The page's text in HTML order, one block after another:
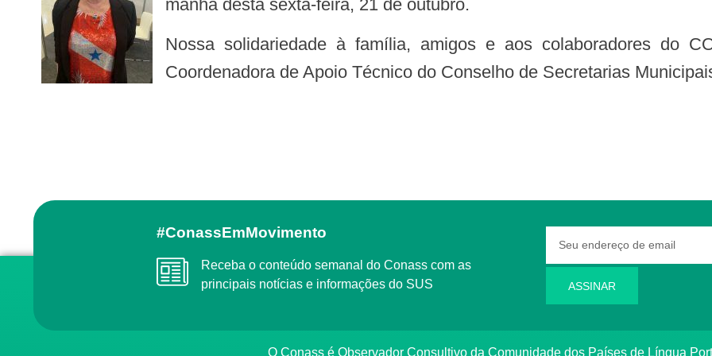
manhã desta sexta-feira, 21 de outubro.
Nossa solidariedade à família, amigos e aos colaboradores do COSEMS Pará onde Ângela atuou como
Coordenadora de Apoio Técnico do Conselho de Secretarias
#ConassEmMovimento
Receba o conteúdo semanal do Conass com as
principais notícias e informações do SUS
ASSINAR
O Conass é Observador Consultivo da Comunidade dos Países de Língua